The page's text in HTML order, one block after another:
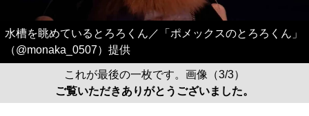
水槽を眺めているとろろくん／「ポメックスのとろろくん」
（@monaka_0507）提供
これが最後の一枚です。画像（3/3）
ご覧いただきありがとうございました。